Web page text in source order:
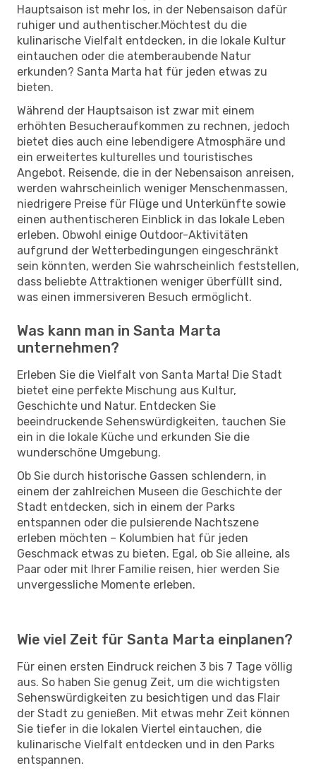
Hauptsaison ist mehr los, in der Nebensaison dafür
ruhiger und authentischer.Möchtest du die
kulinarische Vielfalt entdecken, in die lokale Kultur
eintauchen oder die atemberaubende Natur
erkunden? Santa Marta hat für jeden etwas zu
bieten.
Während der Hauptsaison ist zwar mit einem
erhöhten Besucheraufkommen zu rechnen, jedoch
bietet dies auch eine lebendigere Atmosphäre und
ein erweitertes kulturelles und touristisches
Angebot. Reisende, die in der Nebensaison anreisen,
werden wahrscheinlich weniger Menschenmassen,
niedrigere Preise für Flüge und Unterkünfte sowie
einen authentischeren Einblick in das lokale Leben
erleben. Obwohl einige Outdoor-Aktivitäten
aufgrund der Wetterbedingungen eingeschränkt
sein könnten, werden Sie wahrscheinlich feststellen,
dass beliebte Attraktionen weniger überfüllt sind,
was einen immersiveren Besuch ermöglicht.
Was kann man in Santa Marta
unternehmen?
Erleben Sie die Vielfalt von Santa Marta! Die Stadt
bietet eine perfekte Mischung aus Kultur,
Geschichte und Natur. Entdecken Sie
beeindruckende Sehenswürdigkeiten, tauchen Sie
ein in die lokale Küche und erkunden Sie die
wunderschöne Umgebung.
Ob Sie durch historische Gassen schlendern, in
einem der zahlreichen Museen die Geschichte der
Stadt entdecken, sich in einem der Parks
entspannen oder die pulsierende Nachtszene
erleben möchten – Kolumbien hat für jeden
Geschmack etwas zu bieten. Egal, ob Sie alleine, als
Paar oder mit Ihrer Familie reisen, hier werden Sie
unvergessliche Momente erleben.
Wie viel Zeit für Santa Marta einplanen?
Für einen ersten Eindruck reichen 3 bis 7 Tage völlig
aus. So haben Sie genug Zeit, um die wichtigsten
Sehenswürdigkeiten zu besichtigen und das Flair
der Stadt zu genießen. Mit etwas mehr Zeit können
Sie tiefer in die lokalen Viertel eintauchen, die
kulinarische Vielfalt entdecken und in den Parks
entspannen.